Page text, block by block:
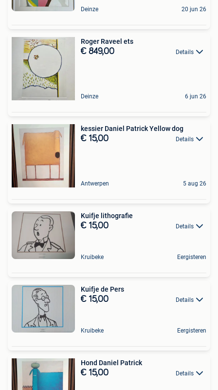
Deinze 20 jun 26
Roger Raveel ets
€ 849,00 Details
Deinze 6 jun 26
kessier Daniel Patrick Yellow dog
€ 15,00 Details
Antwerpen 5 aug 26
Kuifje lithografie
€ 15,00 Details
Kruibeke Eergisteren
Kuifje de Pers
€ 15,00 Details
Kruibeke Eergisteren
Hond Daniel Patrick
€ 15,00 Details